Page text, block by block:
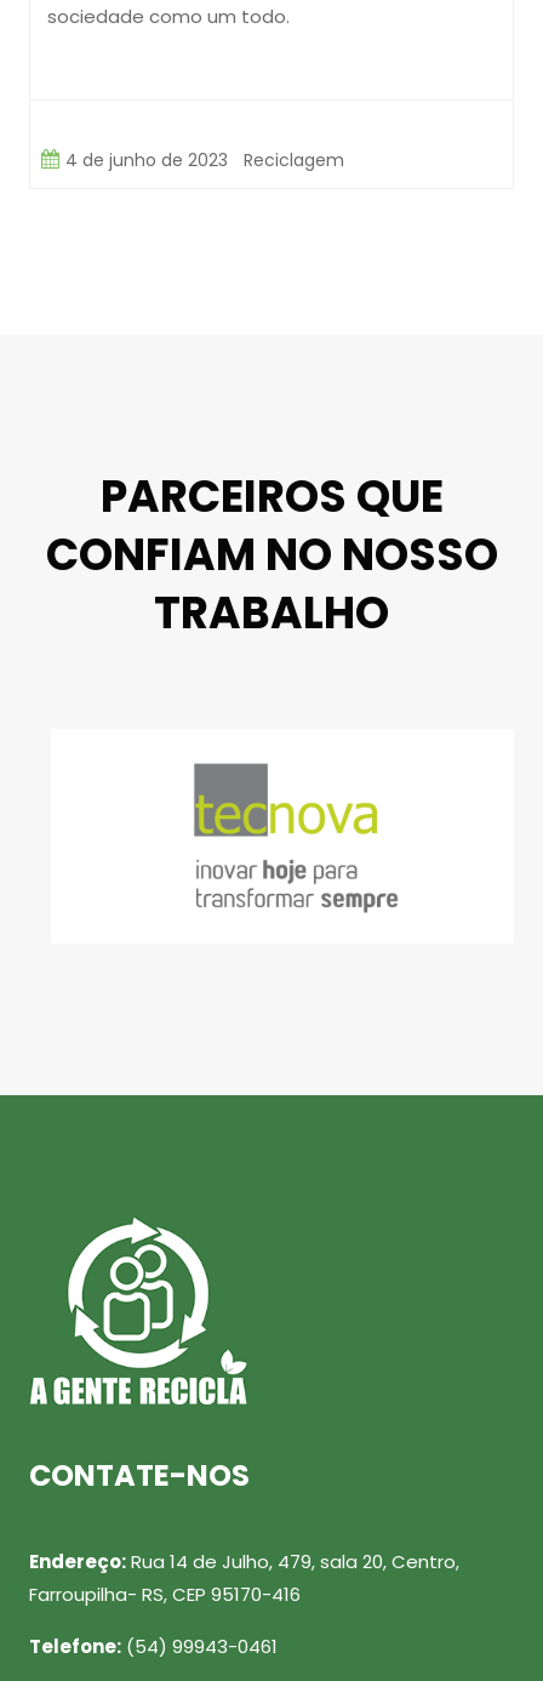
sociedade como um todo.
4 de junho de 2023 Reciclagem
PARCEIROS QUE
CONFIAM NO NOSSO
TRABALHO
CONTATE-NOS
Endereço:Rua 14 de Julho, 479, sala 20, Centro,
Farroupilha- RS, CEP 95170-416
Telefone: (54) 99943-0461